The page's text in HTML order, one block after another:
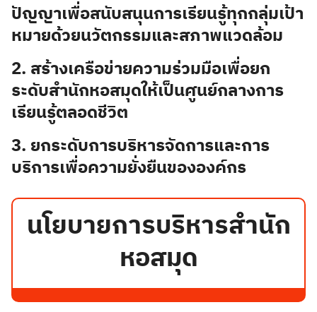
ปัญญาเพื่อสนับสนุนการเรียนรู้ทุกกลุ่มเป้า
หมายด้วยนวัตกรรมและสภาพแวดล้อม
2. สร้างเครือข่ายความร่วมมือเพื่อยก
ระดับสำนักหอสมุดให้เป็นศูนย์กลางการ
เรียนรู้ตลอดชีวิต
3. ยกระดับการบริหารจัดการและการ
บริการเพื่อความยั่งยืนขององค์กร
นโยบายการบริหารสำนัก
หอสมุด